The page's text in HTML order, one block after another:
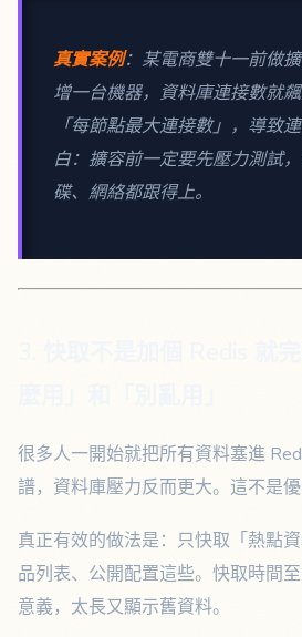
真實案例：某電商雙十一前做
增一台機器，資料庫連接數就
「每節點最大連接數」，導致
白：擴容前一定要先壓力測試
碟、網絡都跟得上。
很多人一開始就把所有資料塞進
譜，資料庫壓力反而更大。這不是優
真正有效的做法是：只快取「熱點
品列表、公開配置這些。快取時間
意義，太長又顯示舊資料。